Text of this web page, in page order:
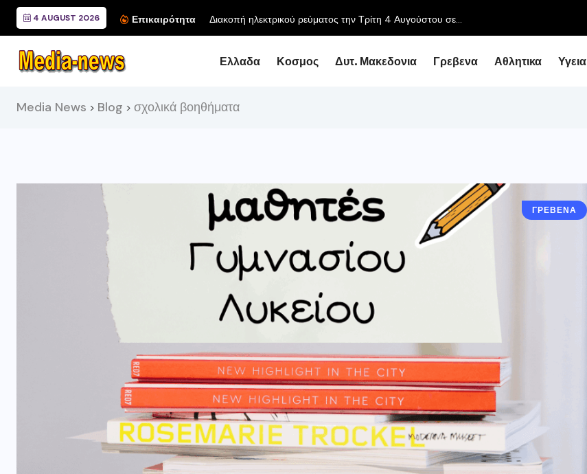
4 AUGUST 2026 Επικαιρότητα Διακοπή ηλεκτρικού ρεύματος την Τρίτη 4 Αυγούστου σε...
Ελλαδα Κοσμος Δυτ. Μακεδονια Γρεβενα Αθλητικα Υγεια
Media News > Blog > σχολικά βοηθήματα
ΓΡΕΒΕΝΑ